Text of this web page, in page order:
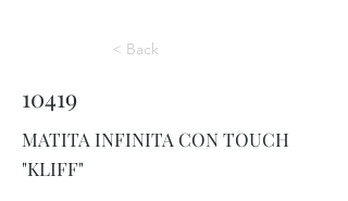
< Back
10419
MATITA INFINITA CON TOUCH
"KLIFF"